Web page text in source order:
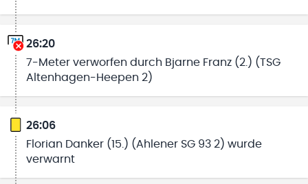
26:20
7-Meter verworfen durch Bjarne Franz (2.) (TSG
Altenhagen-Heepen 2)
26:06
Florian Danker (15.) (Ahlener SG 93 2) wurde
verwarnt